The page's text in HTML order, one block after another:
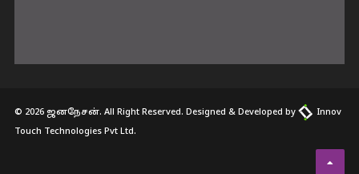
© 2026 ஜனநேசன். All Right Reserved. Designed & Developed by
Innov
Touch Technologies Pvt Ltd.